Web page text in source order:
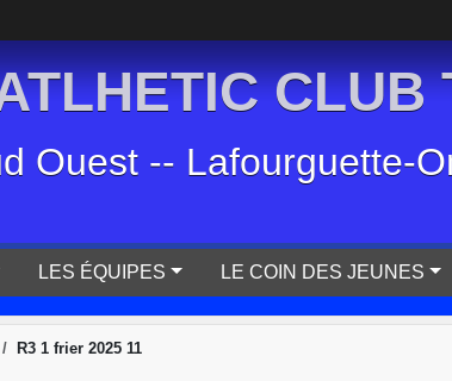
Ouest -- Lafourguette-
LES ÉQUIPES LE COIN DES JEUNES
R3 1 frier 2025 11